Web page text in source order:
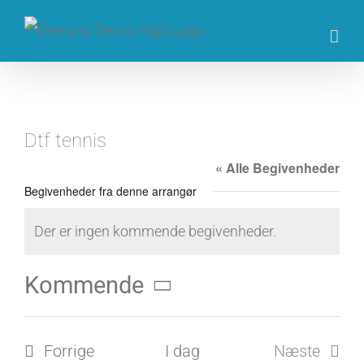
Skip
Dtf tennis
« Alle Begivenheder
Begivenheder fra denne arrangør
Der er ingen kommende begivenheder.
Kommende
Vælg
ForrigeBegivenheder
I dag
Næste